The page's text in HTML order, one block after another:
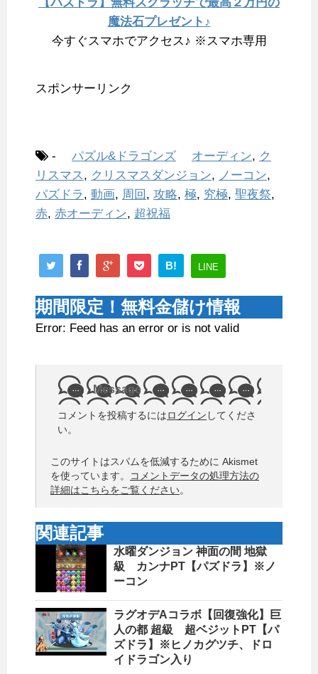
魔法石プレゼント♪
今すぐスマホでアクセス♪ ※スマホ専用
スポンサーリンク
- パズル&ドラゴンズ オーディン, ク
リスマス, クリスマスダンジョン, ノーコン,
パズドラ , 動画, 周回 , 攻略, 極, 究極, 聖夜祭,
赤, 赤オーディン, 超祝福
B! LINE
期間限定！無料金儲け情報
Error: Feed has an error or is not valid
Message
コメントを投稿するにはログイン してくださ
い。
このサイトはスパムを低減するために Akismet
を使っています。
コメントデータの処理方法の
詳細はこちらをご覧ください。
関連記事
水曜ダンジョン 神面の間 地獄
級 カンナPT【パズドラ】※ノ
ーコン
ラグオデAコラボ【回復強化】巨
人の都 超級 超ベジットPT【パ
ズドラ】※ヒノカグツチ、ドロ
イドラゴン入り